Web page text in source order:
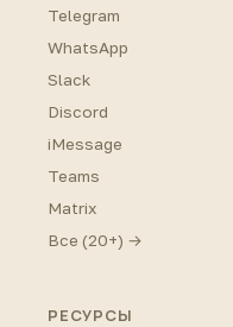
Telegram
WhatsApp
Slack
Discord
iMessage
Teams
Matrix
Все (20+) →
РЕСУРСЫ